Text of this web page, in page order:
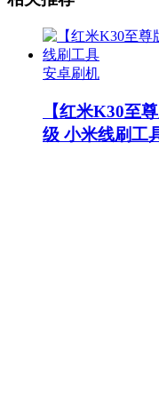
安卓刷机
【红米K30至
级 小米线刷工